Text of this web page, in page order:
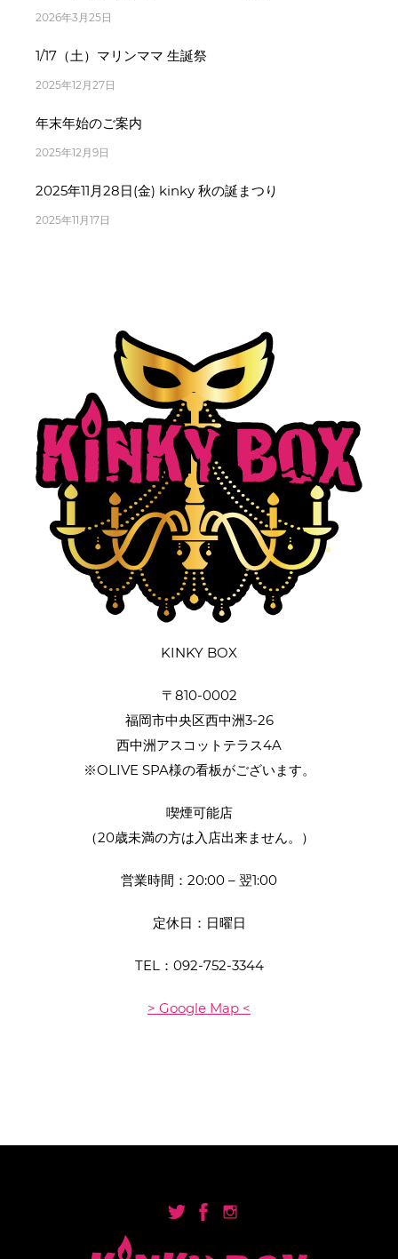
2026年3月25日
1/17（土）マリンママ 生誕祭
2025年12月27日
年末年始のご案内
2025年12月9日
2025年11月28日(金) kinky 秋の誕まつり
2025年11月17日
KINKY BOX
〒810-0002
福岡市中央区西中洲3-26
西中洲アスコットテラス4A
※OLIVE SPA様の看板がございます。
喫煙可能店
（20歳未満の方は入店出来ません。）
営業時間：20:00 – 翌1:00
定休日：日曜日
TEL： 092-752-3344
> Google Map <